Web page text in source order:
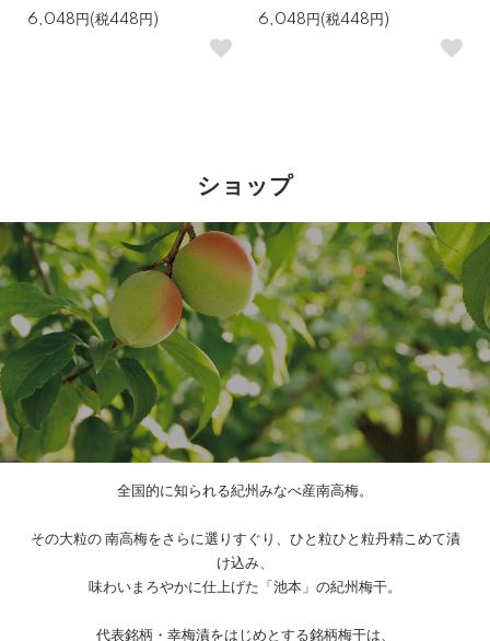
6,048円(税448円)
6,048円(税448円)
ショップ
全国的に知られる紀州みなべ産南高梅。
その大粒の 南高梅をさらに選りすぐり、ひと粒ひと粒丹精こめて漬
け込み、
味わいまろやかに仕上げた「池本」の紀州梅干。
代表銘柄・幸梅漬をはじめとする銘柄梅干は、